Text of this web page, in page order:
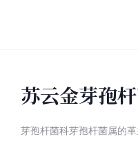
苏云金芽孢
芽孢杆菌科芽孢杆菌属的